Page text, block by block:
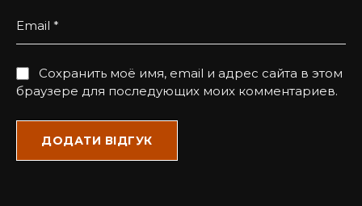
Email *
Сохранить моё имя, email и адрес сайта в этом
браузере для последующих моих комментариев.